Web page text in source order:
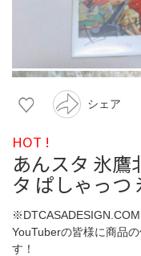
シェア
HOT !
あんスタ 氷鷹
タ ぱしゃっつ
YouTuberの皆様に商品
す！